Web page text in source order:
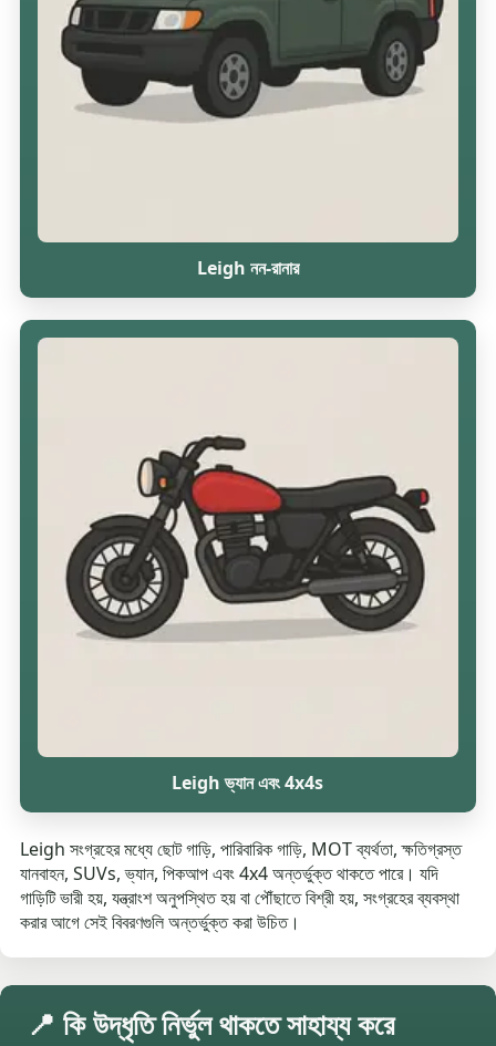
Leigh নন-রানার
Leigh ভ্যান এবং 4x4s
Leigh সংগ্রহের মধ্যে ছোট গাড়ি, পারিবারিক গাড়ি, MOT ব্যর্থতা, ক্ষতিগ্রস্ত
যানবাহন, SUVs, ভ্যান, পিকআপ এবং 4x4 অন্তর্ভুক্ত থাকতে পারে। যদি
গাড়িটি ভারী হয়, যন্ত্রাংশ অনুপস্থিত হয় বা পৌঁছাতে বিশ্রী হয়, সংগ্রহের ব্যবস্থা
করার আগে সেই বিবরণগুলি অন্তর্ভুক্ত করা উচিত।
📍 কি উদ্ধৃতি নির্ভুল থাকতে সাহায্য করে